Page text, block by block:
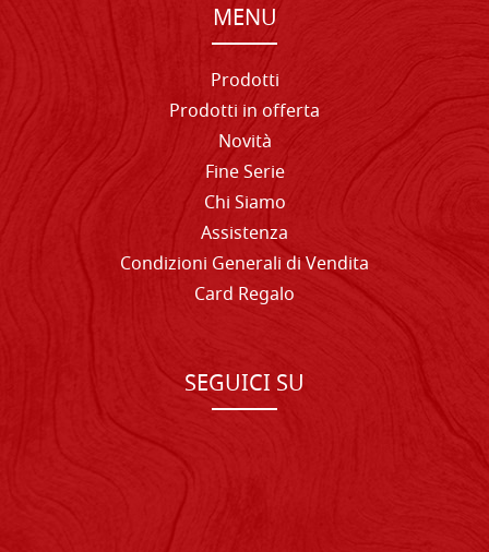
MENU
Prodotti
Prodotti in offerta
Novità
Fine Serie
Chi Siamo
Assistenza
Condizioni Generali di Vendita
Card Regalo
SEGUICI SU